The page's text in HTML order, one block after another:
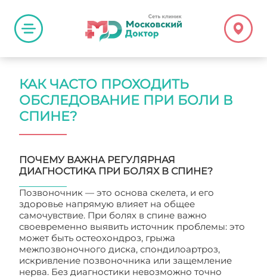
КАК ЧАСТО ПРОХОДИТЬ
ОБСЛЕДОВАНИЕ ПРИ БОЛИ В
СПИНЕ?
ПОЧЕМУ ВАЖНА РЕГУЛЯРНАЯ
ДИАГНОСТИКА ПРИ БОЛЯХ В СПИНЕ?
Позвоночник — это основа скелета, и его
здоровье напрямую влияет на общее
самочувствие. При болях в спине важно
своевременно выявить источник проблемы: это
может быть остеохондроз, грыжа
межпозвоночного диска, спондилоартроз,
искривление позвоночника или защемление
нерва. Без диагностики невозможно точно